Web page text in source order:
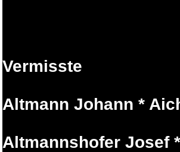
Vermisste
Altmann Johann *
Altmannshofer Josef